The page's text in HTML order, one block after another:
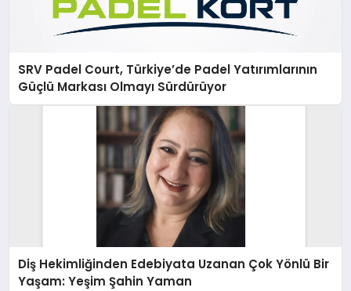
SRV Padel Court, Türkiye’de Padel Yatırımlarının
Güçlü Markası Olmayı Sürdürüyor
Diş Hekimliğinden Edebiyata Uzanan Çok Yönlü Bir
Yaşam: Yeşim Şahin Yaman